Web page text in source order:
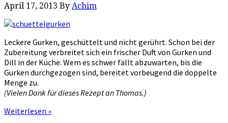
April 17, 2013 By Achim
Leckere Gurken, geschüttelt und nicht gerührt. Schon bei der
Zubereitung verbreitet sich ein frischer Duft von Gurken und
Dill in der Küche. Wem es schwer fällt abzuwarten, bis die
Gurken durchgezogen sind, bereitet vorbeugend die doppelte
Menge zu.
(Vielen Dank für dieses Rezept an Thomas.)
Weiterlesen »